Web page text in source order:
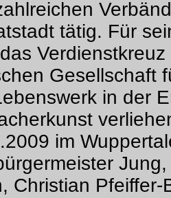
tätig. Für
Gesellschaft
in der
im
Christian